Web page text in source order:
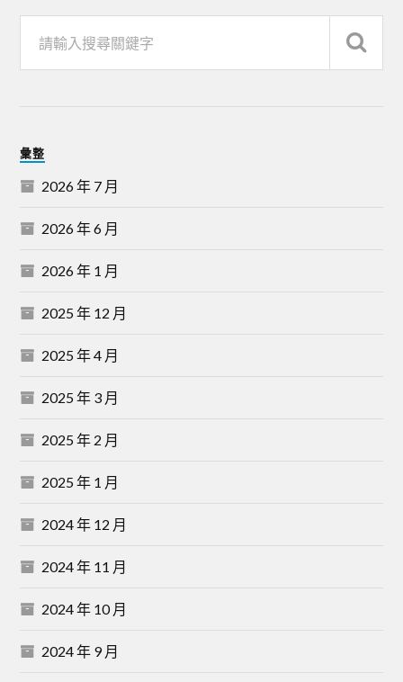
彙整
2026 年 7 月
2026 年 6 月
2026 年 1 月
2025 年 12 月
2025 年 4 月
2025 年 3 月
2025 年 2 月
2025 年 1 月
2024 年 12 月
2024 年 11 月
2024 年 10 月
2024 年 9 月